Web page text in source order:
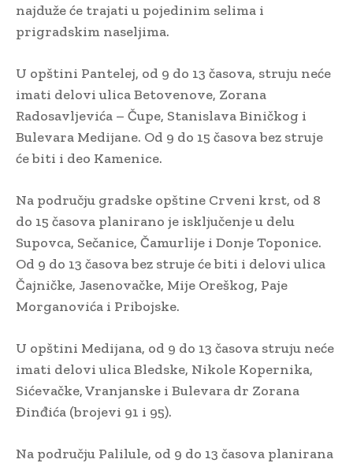
najduže će trajati u pojedinim selima i
prigradskim naseljima.
U opštini Pantelej, od 9 do 13 časova, struju neće
imati delovi ulica Betovenove, Zorana
Radosavljevića – Čupe, Stanislava Biničkog i
Bulevara Medijane. Od 9 do 15 časova bez struje
će biti i deo Kamenice.
Na području gradske opštine Crveni krst, od 8
do 15 časova planirano je isključenje u delu
Supovca, Sečanice, Čamurlije i Donje Toponice.
Od 9 do 13 časova bez struje će biti i delovi ulica
Čajničke, Jasenovačke, Mije Oreškog, Paje
Morganovića i Pribojske.
U opštini Medijana, od 9 do 13 časova struju neće
imati delovi ulica Bledske, Nikole Kopernika,
Sićevačke, Vranjanske i Bulevara dr Zorana
Đinđića (brojevi 91 i 95).
Na području Palilule, od 9 do 13 časova planirana